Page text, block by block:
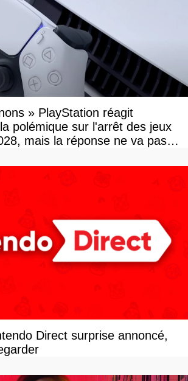
» PlayStation réagit
polémique sur l'arrêt des jeux
mais la réponse ne va pas
Direct surprise annoncé,